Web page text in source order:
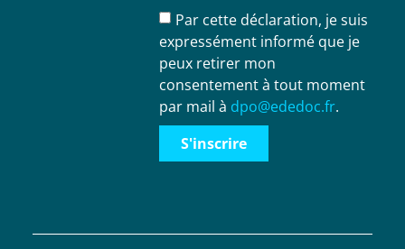
Par cette déclaration, je suis
expressément informé que je
peux retirer mon
consentement à tout moment
par mail à dpo@ededoc.fr.
S'inscrire